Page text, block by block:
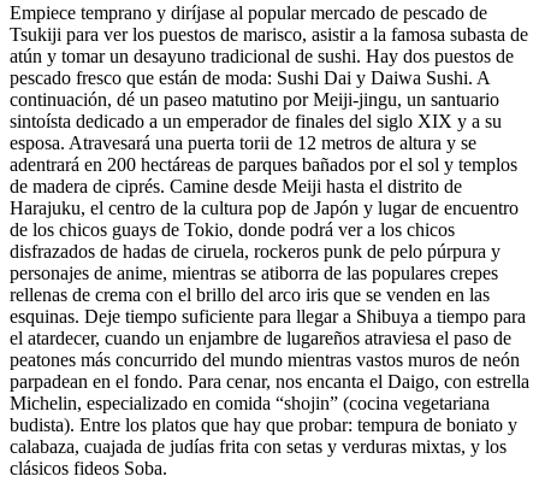
Empiece temprano y diríjase al popular mercado de pescado de
Tsukiji para ver los puestos de marisco, asistir a la famosa subasta de
atún y tomar un desayuno tradicional de sushi. Hay dos puestos de
pescado fresco que están de moda: Sushi Dai y Daiwa Sushi. A
continuación, dé un paseo matutino por Meiji-jingu, un santuario
sintoísta dedicado a un emperador de finales del siglo XIX y a su
esposa. Atravesará una puerta torii de 12 metros de altura y se
adentrará en 200 hectáreas de parques bañados por el sol y templos
de madera de ciprés. Camine desde Meiji hasta el distrito de
Harajuku, el centro de la cultura pop de Japón y lugar de encuentro
de los chicos guays de Tokio, donde podrá ver a los chicos
disfrazados de hadas de ciruela, rockeros punk de pelo púrpura y
personajes de anime, mientras se atiborra de las populares crepes
rellenas de crema con el brillo del arco iris que se venden en las
esquinas. Deje tiempo suficiente para llegar a Shibuya a tiempo para
el atardecer, cuando un enjambre de lugareños atraviesa el paso de
peatones más concurrido del mundo mientras vastos muros de neón
parpadean en el fondo. Para cenar, nos encanta el Daigo, con estrella
Michelin, especializado en comida “shojin” (cocina vegetariana
budista). Entre los platos que hay que probar: tempura de boniato y
calabaza, cuajada de judías frita con setas y verduras mixtas, y los
clásicos fideos Soba.